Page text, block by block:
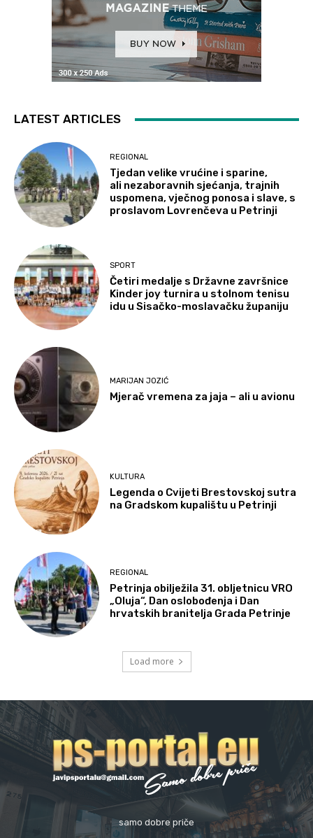
LATEST ARTICLES
REGIONAL
Tjedan velike vrućine i sparine,
ali nezaboravnih sjećanja, trajnih
uspomena, vječnog ponosa i slave, s
proslavom Lovrenčeva u Petrinji
SPORT
Četiri medalje s Državne završnice
Kinder joy turnira u stolnom tenisu
idu u Sisačko-moslavačku županiju
MARIJAN JOZIĆ
Mjerač vremena za jaja – ali u avionu
KULTURA
Legenda o Cvijeti Brestovskoj sutra
na Gradskom kupalištu u Petrinji
REGIONAL
Petrinja obilježila 31. obljetnicu VRO
„Oluja“, Dan oslobođenja i Dan
hrvatskih branitelja Grada Petrinje
Load more
samo dobre priče